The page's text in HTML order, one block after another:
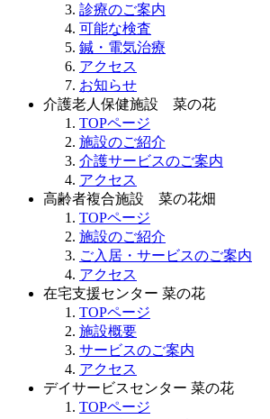
診療のご案内
可能な検査
鍼・電気治療
アクセス
お知らせ
介護老人保健施設 菜の花
TOPページ
施設のご紹介
介護サービスのご案内
アクセス
高齢者複合施設 菜の花畑
TOPページ
施設のご紹介
ご入居・サービスのご案内
アクセス
在宅支援センター 菜の花
TOPページ
施設概要
サービスのご案内
アクセス
デイサービスセンター 菜の花
TOPページ